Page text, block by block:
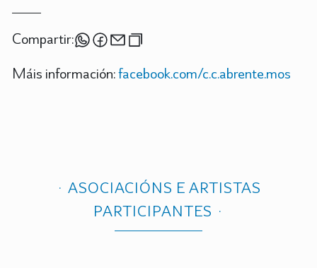
Compartir:
Máis información:facebook.com/c.c.abrente.mos
ASOCIACIÓNS E ARTISTAS
PARTICIPANTES